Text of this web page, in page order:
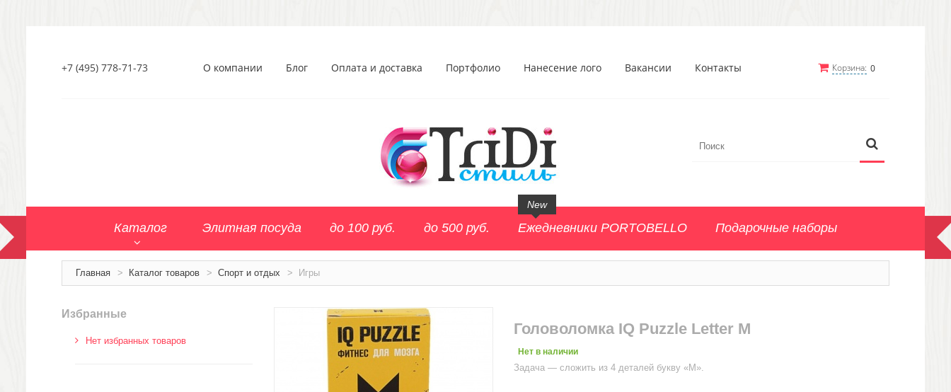
Корзина: 0
+7 (495) 778-71-73 О компании Блог Оплата и доставка Портфолио Нанесение лого Вакансии Контакты
Каталог Элитная посуда до 100 руб. до 500 руб. Ежедневники PORTOBELLO
New
Подарочные наборы
Главная > Каталог товаров > Спорт и отдых > Игры
Головоломка IQ Puzzle Letter М
Нет в наличии
Задача — сложить из 4 деталей букву «М».
Избранные
Нет избранных товаров